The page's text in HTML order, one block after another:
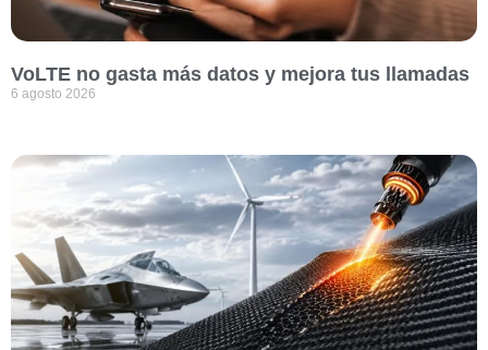
VoLTE no gasta más datos y mejora tus llamadas
6 agosto 2026